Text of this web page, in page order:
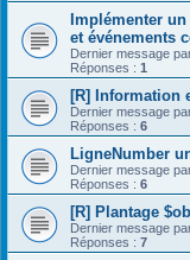
Implémenter
et événements
Dernier message
Réponses : 1
[R] Information
Dernier message
Réponses : 6
LigneNumber
Dernier message
Réponses : 6
[R] Plantage
Dernier message
Réponses : 7